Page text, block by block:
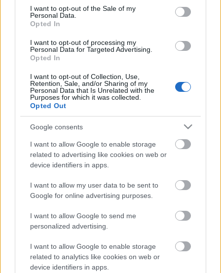
consent section.
I want to opt-out of the Sale of my
Personal Data.
Opted In
I want to opt-out of processing my
Personal Data for Targeted Advertising.
Opted In
I want to opt-out of Collection, Use,
Retention, Sale, and/or Sharing of my
Personal Data that Is Unrelated with the
Purposes for which it was collected.
Opted Out
Google consents
I want to allow Google to enable storage
related to advertising like cookies on web or
device identifiers in apps.
I want to allow my user data to be sent to
Google for online advertising purposes.
I want to allow Google to send me
personalized advertising.
I want to allow Google to enable storage
related to analytics like cookies on web or
device identifiers in apps.
Ma van idén a túlfogyasztás világnapja: az emberiség eddigre
használta fel mindazokat a természeti erőforrásokat, amelyeket
bolygónk egy év alatt képes megújítani. Ettől a naptól kezdve
ökológiai értelemben már „hitelből élünk” – hívta fel a figyelmet
közleményében a WWF Magyarország.
Helyi hírek
BEINDULT AZ ŐSZIBARACKSZEZON,
SZEPTEMBERIG ÉLVEZHETJÜK
HIRDETÉS
LEGOLVASOTTABB
A lakosságra is fontos szerep hárul a